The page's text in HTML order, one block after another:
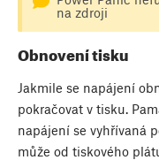
na zdroji
Obnovení tisku
Jakmile se napájení
pokračovat v tisku.
napájení se vyhřívaná
může od tiskového